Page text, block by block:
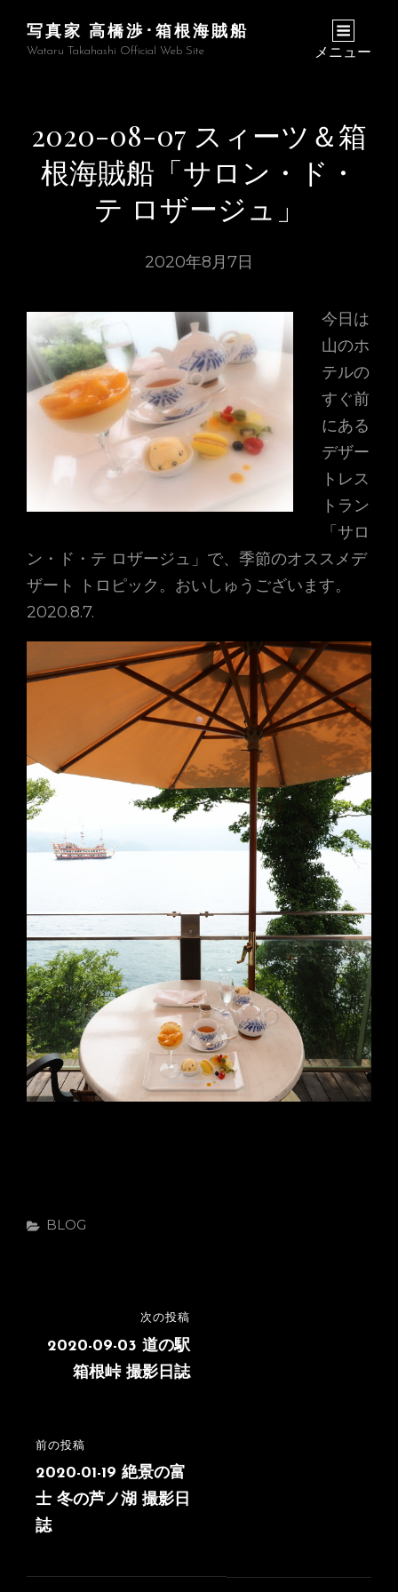
写真家 高橋渉･箱根海賊船
Wataru Takahashi Official Web Site メニュー
2020-08-07 スィーツ＆箱
根海賊船「サロン・ド・
テ ロザージュ」
2020年8月7日
今日は
山のホ
テルの
すぐ前
にある
デザー
トレス
トラン
「サロ
ン・ド・テ ロザージュ」で、季節のオススメデ
ザート トロピック。おいしゅうございます。
2020.8.7.
カ
BLOG
稿
ゲ
ー
シ
ョ
前
の
投
稿
前の投稿
2020-01-19 絶景の富
士 冬の芦ノ湖 撮影日
誌
の
次の投稿
2020-09-03 道の駅
箱根峠 撮影日誌